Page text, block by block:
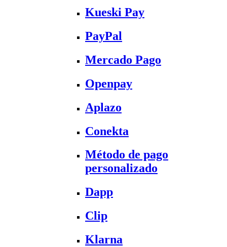
Kueski Pay
PayPal
Mercado Pago
Openpay
Aplazo
Conekta
Método de pago
personalizado
Dapp
Clip
Klarna